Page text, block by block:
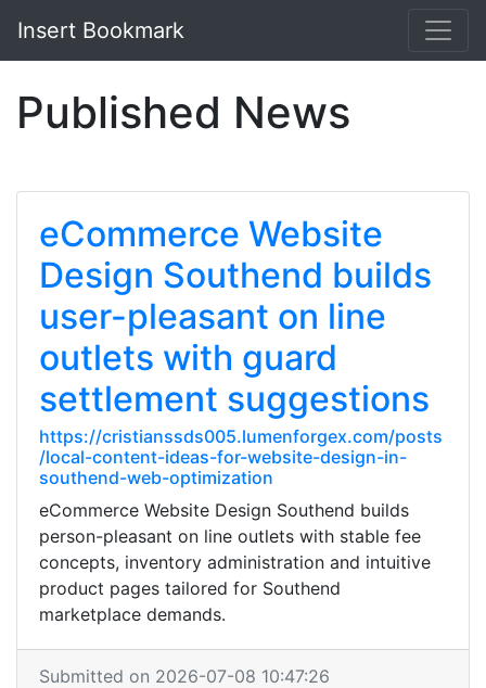
Insert Bookmark
Published News
eCommerce Website
Design Southend builds
user-pleasant on line
outlets with guard
settlement suggestions
https://cristianssds005.lumenforgex.com/posts
/local-content-ideas-for-website-design-in-
southend-web-optimization
eCommerce Website Design Southend builds
person-pleasant on line outlets with stable fee
concepts, inventory administration and intuitive
product pages tailored for Southend
marketplace demands.
Submitted on 2026-07-08 10:47:26